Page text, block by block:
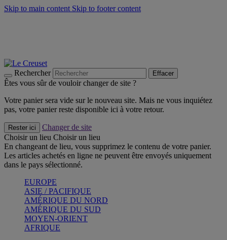
Skip to main content Skip to footer content
Rechercher Effacer
Êtes vous sûr de vouloir changer de site ?
Votre panier sera vide sur le nouveau site. Mais ne vous inquiétez
pas, votre panier reste disponible ici à votre retour.
Rester ici
Changer de site
Choisir un lieu Choisir un lieu
En changeant de lieu, vous supprimez le contenu de votre panier.
Les articles achetés en ligne ne peuvent être envoyés uniquement
dans le pays sélectionné.
EUROPE
ASIE / PACIFIQUE
AMÉRIQUE DU NORD
AMÉRIQUE DU SUD
MOYEN-ORIENT
AFRIQUE